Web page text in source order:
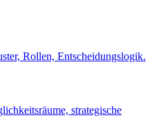
Rollen, Entscheidungslogik.
strategische